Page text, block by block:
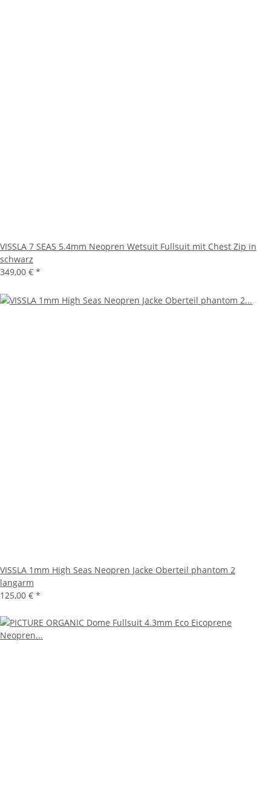
VISSLA 7 SEAS 5.4mm Neopren Wetsuit Fullsuit mit Chest Zip in
schwarz
349,00 € *
VISSLA 1mm High Seas Neopren Jacke Oberteil phantom 2
langarm
125,00 € *